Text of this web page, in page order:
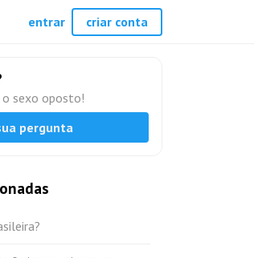
sexo oposto!
pergunta
entrar criar conta